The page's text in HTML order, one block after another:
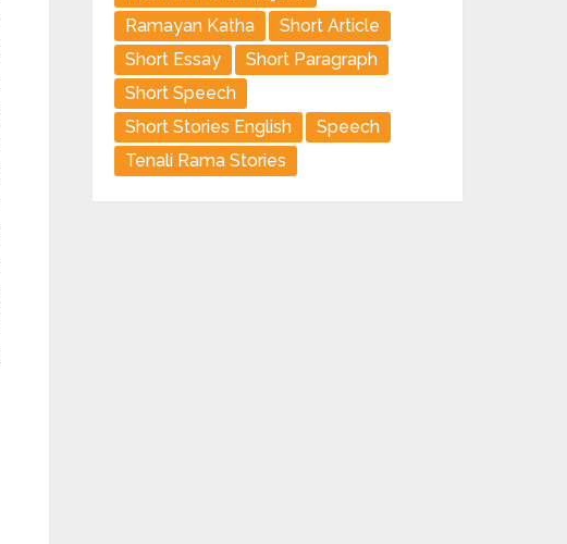
Ramayan Katha
Short Article
Short Essay
Short Paragraph
Short Speech
Short Stories English
Speech
Tenali Rama Stories